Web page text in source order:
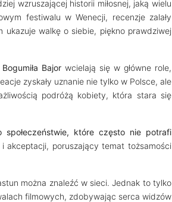
wzruszającej historii miłosnej, jaką wielu
festiwalu w Wenecji, recenzje zalały
ukazuje walkę o siebie, piękno prawdziwej
Bajor wcielają się w główne role,
zyskały uznanie nie tylko w Polsce, ale
podróżą kobiety, która stara się
które często nie potrafi
akceptacji, poruszający temat tożsamości
można znaleźć w sieci. Jednak to tylko
filmowych, zdobywając serca widzów